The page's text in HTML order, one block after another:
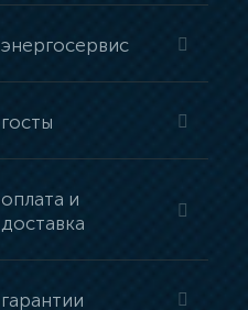
энергосервис
госты
оплата и
доставка
гарантии